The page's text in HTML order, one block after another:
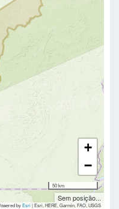
+
−
50 km
Sem posição...
byEsri|Esri, HERE, Garmin, FAO, USGS